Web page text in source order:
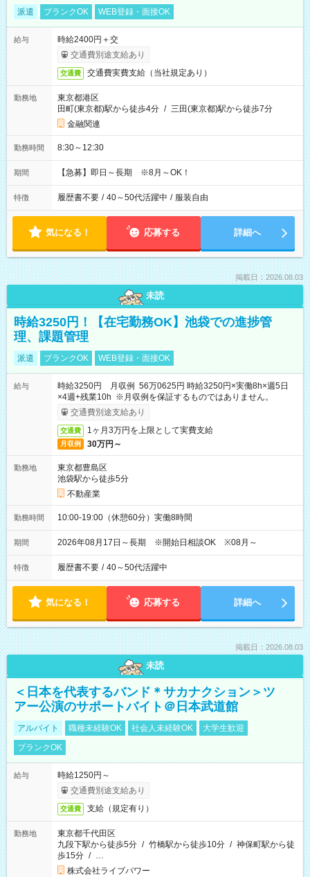
派遣 ブランクOK WEB登録・面接OK
給与
時給2400円＋交
交通費別途支給あり
交通費 交通費実費支給（当社規定あり）
勤務地
東京都港区
田町(東京都)駅から徒歩4分 / 三田(東京都)駅から徒歩7分
金融関連
勤務時間 8:30～12:30
期間 【急募】即日～長期 ※8月～OK！
特徴 履歴書不要 / 40～50代活躍中 / 服装自由
気になる！ 応募する 詳細へ
掲載日：2026.08.03
未読
時給3250円！【在宅勤務OK】池袋での進捗管
理、課題管理
派遣 ブランクOK WEB登録・面接OK
給与
時給3250円 月収例 56万0625円 時給3250円×実働8h×週5日
×4週+残業10h ※月収例を保証するものではありません。
交通費別途支給あり
交通費 1ヶ月3万円を上限として実費支給
月収例 30万円～
勤務地
東京都豊島区
池袋駅から徒歩5分
不動産業
勤務時間 10:00-19:00（休憩60分）実働8時間
期間 2026年08月17日～長期 ※開始日相談OK ※08月～
特徴 履歴書不要 / 40～50代活躍中
気になる！ 応募する 詳細へ
掲載日：2026.08.03
未読
＜日本を代表するバンド＊サカナクション＞ツ
アー公演のサポートバイト＠日本武道館
アルバイト 職種未経験OK 社会人未経験OK
大学生歓迎
ブランクOK
給与
時給1250円～
交通費別途支給あり
交通費 支給（規定有り）
勤務地
東京都千代田区
九段下駅から徒歩5分 / 竹橋駅から徒歩10分 / 神保町駅から徒
歩15分 / …
株式会社ライブパワー